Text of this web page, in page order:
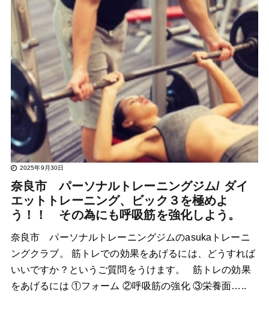
2025年9月30日
奈良市 パーソナルトレーニングジム/ ダイ
エットトレーニング、ビック３を極めよ
う！！ その為にも呼吸筋を強化しよう。
奈良市 パーソナルトレーニングジムのasukaトレーニ
ングクラブ。 筋トレでの効果をあげるには、どうすれば
いいですか？というご質問をうけます。 筋トレの効果
をあげるには ①フォーム ②呼吸筋の強化 ③栄養面…..